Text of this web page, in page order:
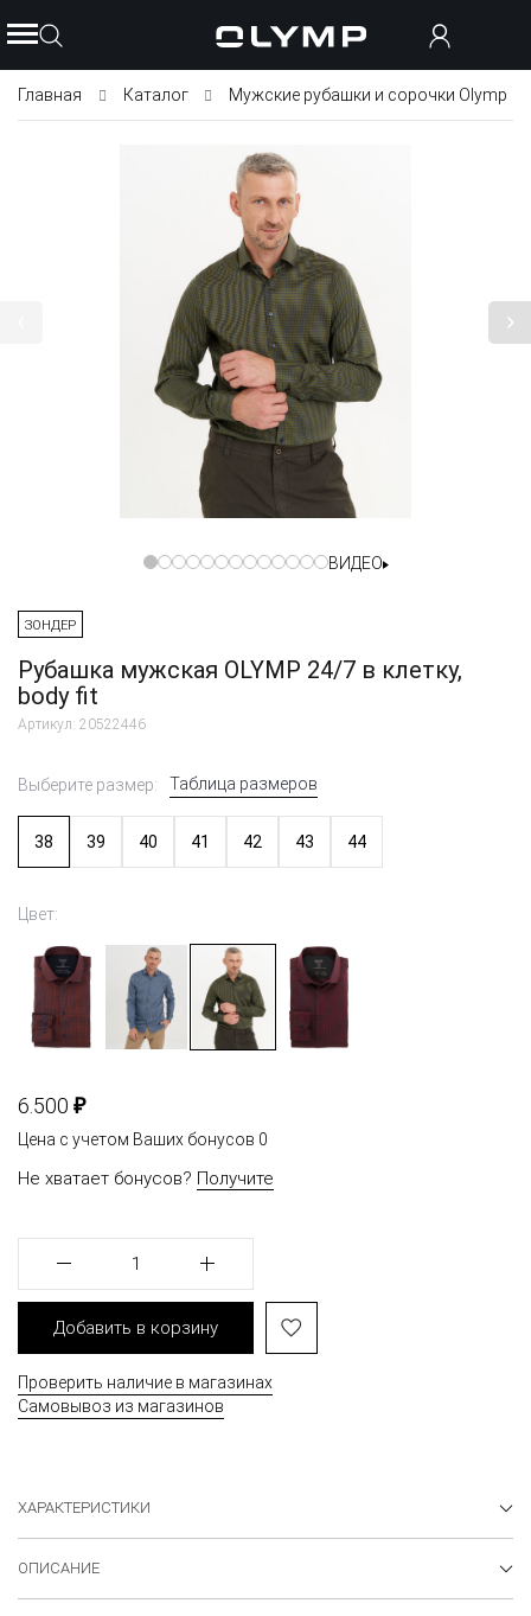
Главная Каталог Мужские рубашки и сорочки Olymp
ВИДЕО
ЗОНДЕР
Рубашка мужская OLYMP 24/7 в клетку,
body fit
Артикул: 20522446
Выберите размер: Таблица размеров
38 39 40 41 42 43 44
Цвет:
6.500 ₽
Цена с учетом Ваших бонусов 0
Не хватает бонусов? Получите
1
Добавить в корзину
Проверить наличие в магазинах
Самовывоз из магазинов
ХАРАКТЕРИСТИКИ
ОПИСАНИЕ